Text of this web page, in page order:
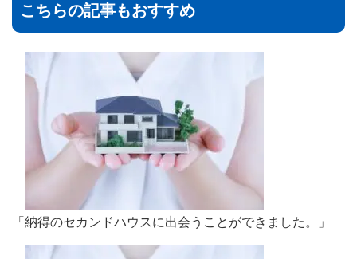
こちらの記事もおすすめ
「納得のセカンドハウスに出会うことができました。」